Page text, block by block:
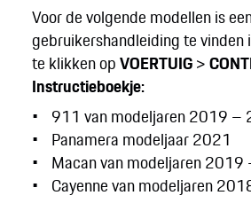
Voor de volgende modellen is
gebruikershandleiding te vinden
te klikken opVOERTUIG>
Instructieboekje:
911 van modeljaren 2019 –
Panamera modeljaar 2021
Macan van modeljaren
Cayenne van modeljaren